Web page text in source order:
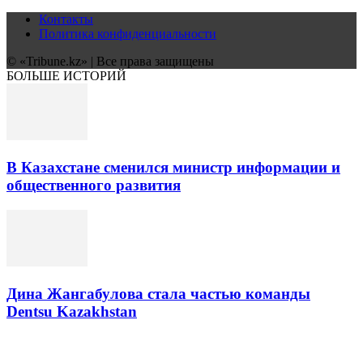
Контакты
Политика конфиденциальности
© «Tribune.kz» | Все права защищены
БОЛЬШЕ ИСТОРИЙ
В Казахстане сменился министр информации и
общественного развития
Дина Жангабулова стала частью команды
Dentsu Kazakhstan